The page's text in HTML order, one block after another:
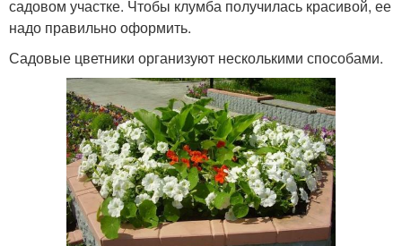
садовом участке. Чтобы клумба получилась красивой, ее
надо правильно оформить.
Садовые цветники организуют несколькими способами.